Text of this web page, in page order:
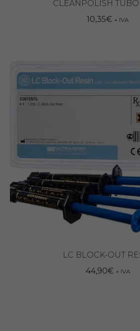
CLEANPOLISH
10,35€ + IVA
LC BLOCK-OUT
44,90€ + IVA